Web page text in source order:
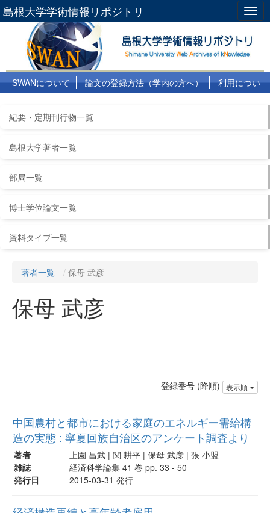
島根大学学術情報リポジトリ
SWANについて 論文の登録方法（学内の方へ）
利用につい
紀要・定期刊行物一覧
島根大学著者一覧
部局一覧
博士学位論文一覧
資料タイプ一覧
著者一覧 保母 武彦
保母 武彦
登録番号 (降順) 表示順
中国農村と都市における家庭のエネルギー需給構
造の実態 : 寧夏回族自治区のアンケート調査より
著者
上園 昌武 | 関 耕平 | 保母 武彦 | 張 小盟
雑誌
経済科学論集 41 巻 pp. 33 - 50
発行日
2015-03-31 発行